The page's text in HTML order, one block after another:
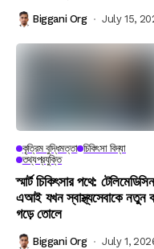
Biggani Org July 15,
কৃত্রিম বুদ্ধিমত্তা চিকিৎসা বিদ্যা
তথ্যপ্রযুক্তি
স্মার্ট চিকিৎসার পথে:
এআই যখন স্বাস্থ্যসেবাকে নতুন
গড়ে তোলে
Biggani Org July 1,